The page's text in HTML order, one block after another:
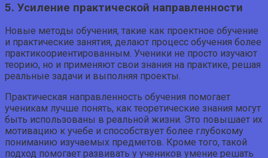
5. Усиление практической направленности
Новые методы обучения, такие как проектное обучение
и практические занятия, делают процесс обучения более
практикоориентированным. Ученики не просто изучают
теорию, но и применяют свои знания на практике, решая
реальные задачи и выполняя проекты.
Практическая направленность обучения помогает
ученикам лучше понять, как теоретические знания могут
быть использованы в реальной жизни. Это повышает их
мотивацию к учебе и способствует более глубокому
пониманию изучаемых предметов. Кроме того, такой
подход помогает развивать у учеников умение решать